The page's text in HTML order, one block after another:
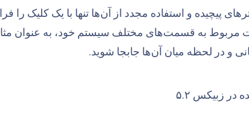
فیلترهای پیچیده و استفاده مجدد از آن‌ها تنها با یک کلیک
مربوط به قسمت‌های مختلف سیستم خود، به عنوان
و در لحظه میان آن‌ها جابجا شوید.